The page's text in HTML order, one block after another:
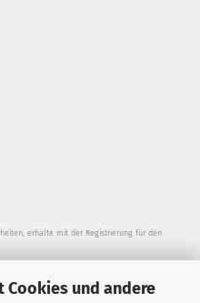
Cookies und andere
erhalte mit der Registrierung für den